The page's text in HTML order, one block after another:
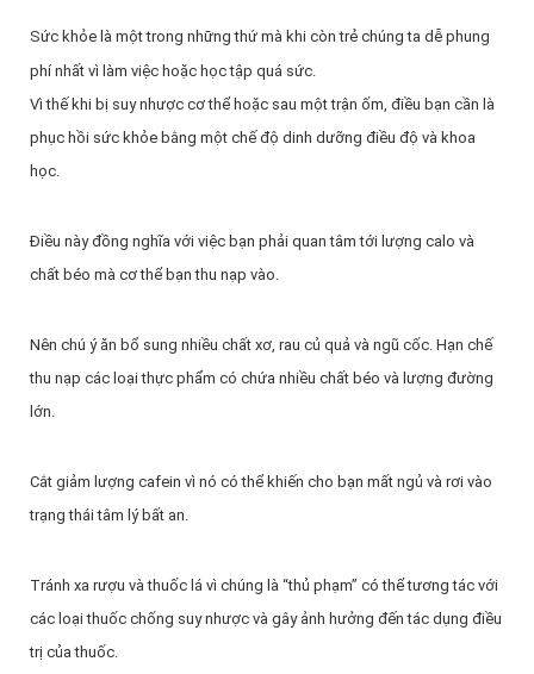
Sức khỏe là một trong những thứ mà khi còn trẻ chúng ta dễ phung
phí nhất vì làm việc hoặc học tập quá sức.
Vì thế khi bị suy nhược cơ thể hoặc sau một trận ốm, điều bạn cần là
phục hồi sức khỏe bằng một chế độ dinh dưỡng điều độ và khoa
học.
Điều này đồng nghĩa với việc bạn phải quan tâm tới lượng calo và
chất béo mà cơ thể bạn thu nạp vào.
Nên chú ý ăn bổ sung nhiều chất xơ, rau củ quả và ngũ cốc. Hạn chế
thu nạp các loại thực phẩm có chứa nhiều chất béo và lượng đường
lớn.
Cắt giảm lượng cafein vì nó có thể khiến cho bạn mất ngủ và rơi vào
trạng thái tâm lý bất an.
Tránh xa rượu và thuốc lá vì chúng là “thủ phạm” có thể tương tác với
các loại thuốc chống suy nhược và gây ảnh hưởng đến tác dụng điều
trị của thuốc.